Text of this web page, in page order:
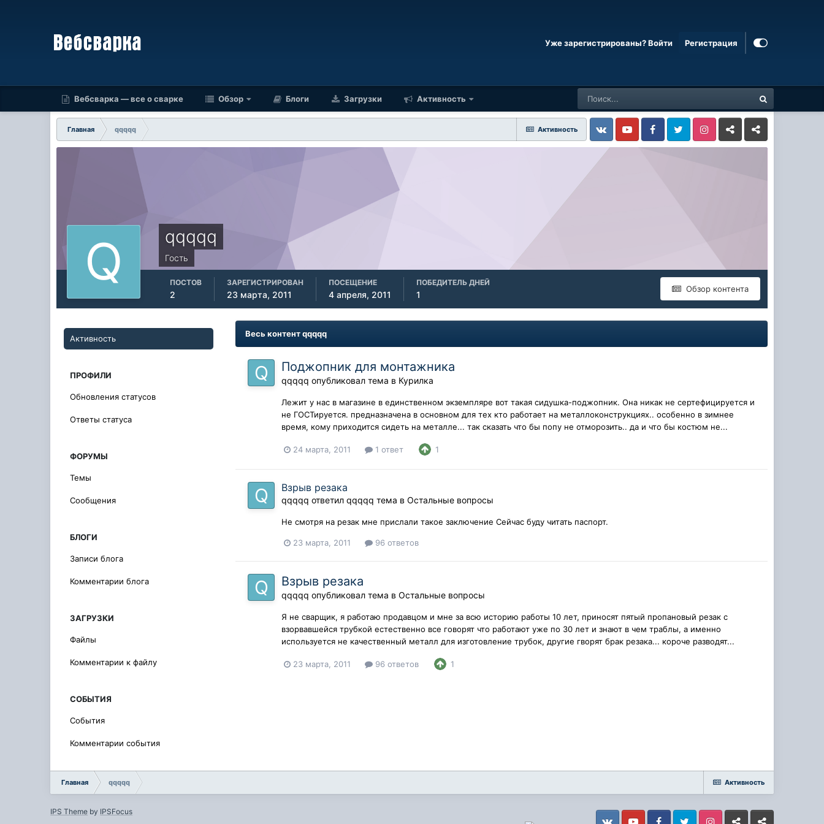
Уже зарегистрированы? Войти Регистрация
Вебсварка — все о сварке Обзор Блоги Загрузки Активность
Активность
Главная
qqqqq
VkontakteYouTube FacebookTwitter InstagramLivejournalOdnoklassniki
qqqqq
Гость
Обзор контента
ПОСТОВ
2
ЗАРЕГИСТРИРОВАН
23 марта, 2011
ПОСЕЩЕНИЕ
4 апреля, 2011
ПОБЕДИТЕЛЬ ДНЕЙ
1
Активность
ПРОФИЛИ
Обновления статусов
Ответы статуса
ФОРУМЫ
Темы
Сообщения
БЛОГИ
Записи блога
Комментарии блога
ЗАГРУЗКИ
Файлы
Комментарии к файлу
СОБЫТИЯ
События
Комментарии события
Весь контент qqqqq
Поджопник для монтажника
qqqqq опубликовал тема в Курилка
Лежит у нас в магазине в единственном экземпляре вот такая сидушка-поджопник. Она никак не сертефицируется и
не ГОСТируется. предназначена в основном для тех кто работает на металлоконструкциях.. особенно в зимнее
время, кому приходится сидеть на металле... так сказать что бы попу не отморозить.. да и что бы костюм не...
24 марта, 2011 1 ответ 1
Взрыв резака
qqqqq ответилqqqqq тема вОстальные вопросы
Не смотря на резак мне прислали такое заключение Сейчас буду читать паспорт.
23 марта, 2011 96 ответов
Взрыв резака
qqqqq опубликовал тема вОстальные вопросы
Я не сварщик, я работаю продавцом и мне за всю историю работы 10 лет, приносят пятый пропановый резак с
взорвавшейся трубкой естественно все говорят что работают уже по 30 лет и знают в чем траблы, а именно
используется не качественный металл для изготовление трубок, другие гворят брак резака... короче разводят...
23 марта, 2011 96 ответов 1
Активность
Главная qqqqq
IPS Theme by IPSFocus